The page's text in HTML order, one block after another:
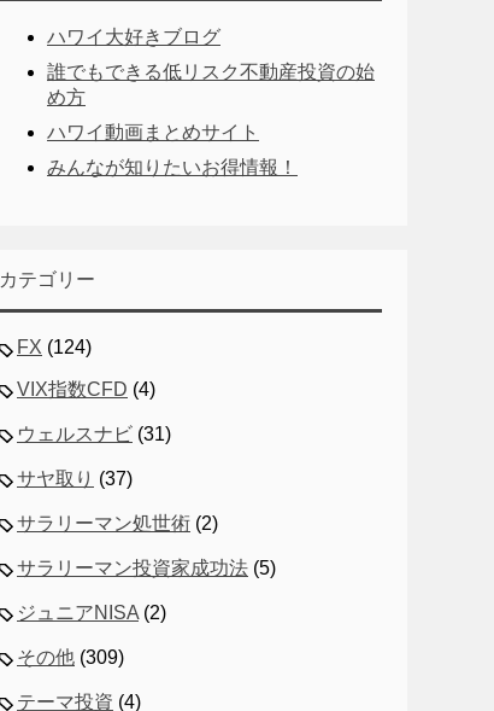
ハワイ大好きブログ
誰でもできる低リスク不動産投資の始
め方
ハワイ動画まとめサイト
みんなが知りたいお得情報！
カテゴリー
FX (124)
VIX指数CFD (4)
ウェルスナビ (31)
サヤ取り (37)
サラリーマン処世術 (2)
サラリーマン投資家成功法 (5)
ジュニアNISA (2)
その他 (309)
テーマ投資 (4)